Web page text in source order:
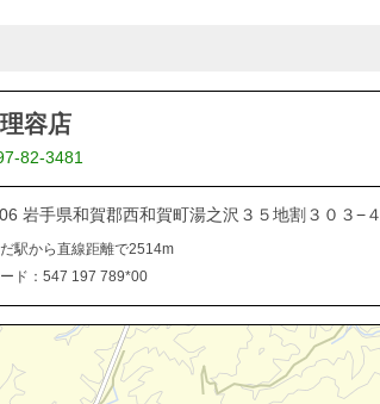
容店
82-3481
岩手県和賀郡西和賀町湯之沢３５地割３０３−４
駅から直線距離で2514m
ド：547 197 789*00